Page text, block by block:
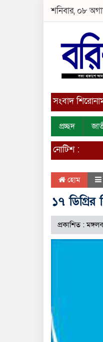
শনিবার, ০৮
সংবাদ
প্রচ্ছদ
নোটিশ :
হোম
১৭ ডিগ্রির
প্রকাশিত :